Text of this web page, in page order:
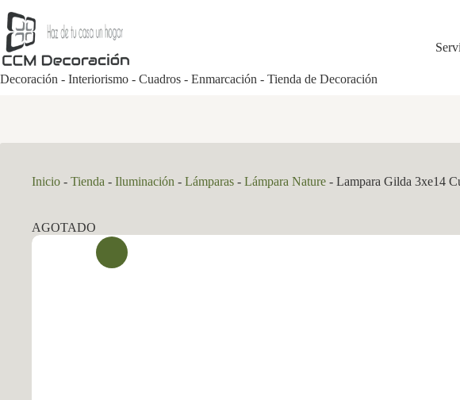
al
contenido
Decoración - Interiorismo - Cuadros - Enmarcación - Tienda de Decoración
Inicio - Tienda - Iluminación - Lámparas - Lámpara Nature - Lampara Gilda 3xe14
AGOTADO